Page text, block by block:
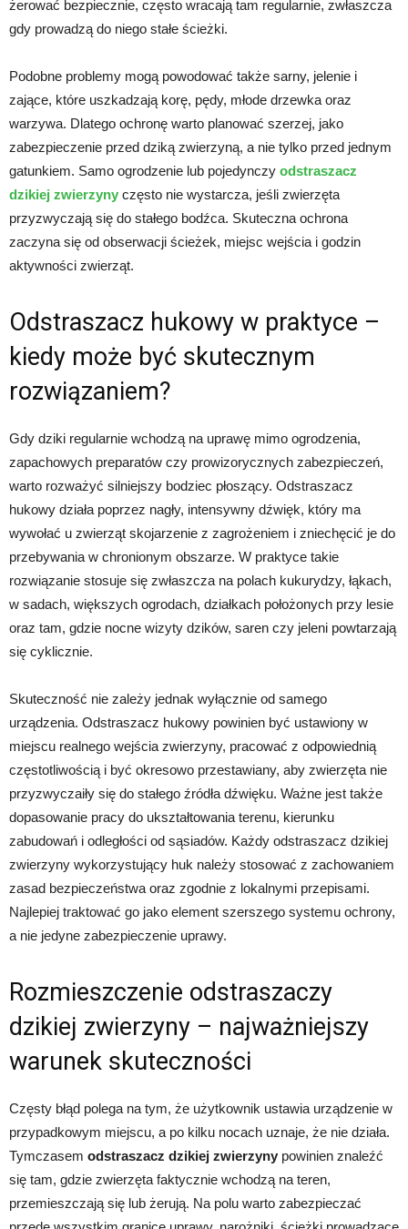
żerować bezpiecznie, często wracają tam regularnie, zwłaszcza
gdy prowadzą do niego stałe ścieżki.
Podobne problemy mogą powodować także sarny, jelenie i
zające, które uszkadzają korę, pędy, młode drzewka oraz
warzywa. Dlatego ochronę warto planować szerzej, jako
zabezpieczenie przed dziką zwierzyną, a nie tylko przed jednym
gatunkiem. Samo ogrodzenie lub pojedynczy odstraszacz
dzikiej zwierzyny często nie wystarcza, jeśli zwierzęta
przyzwyczają się do stałego bodźca. Skuteczna ochrona
zaczyna się od obserwacji ścieżek, miejsc wejścia i godzin
aktywności zwierząt.
Odstraszacz hukowy w praktyce –
kiedy może być skutecznym
rozwiązaniem?
Gdy dziki regularnie wchodzą na uprawę mimo ogrodzenia,
zapachowych preparatów czy prowizorycznych zabezpieczeń,
warto rozważyć silniejszy bodziec płoszący. Odstraszacz
hukowy działa poprzez nagły, intensywny dźwięk, który ma
wywołać u zwierząt skojarzenie z zagrożeniem i zniechęcić je do
przebywania w chronionym obszarze. W praktyce takie
rozwiązanie stosuje się zwłaszcza na polach kukurydzy, łąkach,
w sadach, większych ogrodach, działkach położonych przy lesie
oraz tam, gdzie nocne wizyty dzików, saren czy jeleni powtarzają
się cyklicznie.
Skuteczność nie zależy jednak wyłącznie od samego
urządzenia. Odstraszacz hukowy powinien być ustawiony w
miejscu realnego wejścia zwierzyny, pracować z odpowiednią
częstotliwością i być okresowo przestawiany, aby zwierzęta nie
przyzwyczaiły się do stałego źródła dźwięku. Ważne jest także
dopasowanie pracy do ukształtowania terenu, kierunku
zabudowań i odległości od sąsiadów. Każdy odstraszacz dzikiej
zwierzyny wykorzystujący huk należy stosować z zachowaniem
zasad bezpieczeństwa oraz zgodnie z lokalnymi przepisami.
Najlepiej traktować go jako element szerszego systemu ochrony,
a nie jedyne zabezpieczenie uprawy.
Rozmieszczenie odstraszaczy
dzikiej zwierzyny – najważniejszy
warunek skuteczności
Częsty błąd polega na tym, że użytkownik ustawia urządzenie w
przypadkowym miejscu, a po kilku nocach uznaje, że nie działa.
Tymczasem odstraszacz dzikiej zwierzyny powinien znaleźć
się tam, gdzie zwierzęta faktycznie wchodzą na teren,
przemieszczają się lub żerują. Na polu warto zabezpieczać